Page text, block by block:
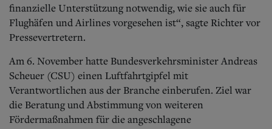
finanzielle Unterstützung notwendig, wie sie auch für
Flughäfen und Airlines vorgesehen ist“, sagte Richter vor
Pressevertretern.
Am 6. November hatte Bundesverkehrsminister Andreas
Scheuer (CSU) einen Luftfahrtgipfel mit
Verantwortlichen aus der Branche einberufen. Ziel war
die Beratung und Abstimmung von weiteren
Fördermaßnahmen für die angeschlagene